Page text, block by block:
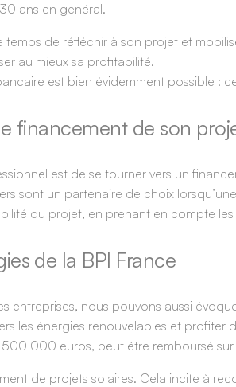
ans en général.
de réfléchir à son projet et
au mieux sa profitabilité.
est bien évidemment possible :
financement de son
est de se tourner vers un
sont un partenaire de choix
du projet, en prenant en compte
de la BPI France
entreprises, nous pouvons aussi
les énergies renouvelables et profiter
000 euros, peut être remboursé sur
de projets solaires. Cela incite à